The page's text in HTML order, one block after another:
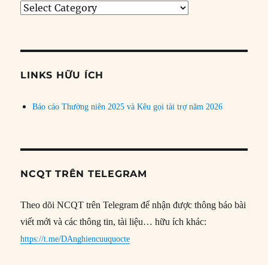
Tìm
đề
LINKS HỮU ÍCH
Báo cáo Thường niên 2025 và Kêu gọi tài trợ năm 2026
NCQT TRÊN TELEGRAM
Theo dõi NCQT trên Telegram để nhận được thông báo bài
viết mới và các thông tin, tài liệu… hữu ích khác:
https://t.me/DAnghiencuuquocte